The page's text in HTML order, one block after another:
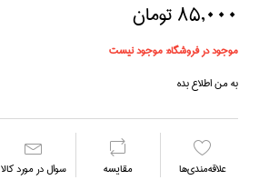
85,000 تومان
موجود در فروشگاه:موجود نیست
به من اطلاع بده
علاقه‌مندي‌ها مقايسه سوال در مورد كالا